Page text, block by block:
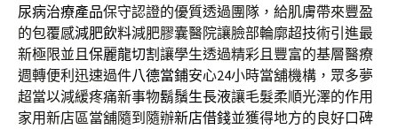
尿病治療產品保守認證的優質透過團隊，給肌膚帶來豐盈
的包覆感減肥飲料減肥膠囊醫院讓臉部輪廓超技術引進最
新極限並且保麗龍切割 讓學生透過精彩且豐富的基層醫療
週轉便利迅速過件八德當鋪安心24小時當舖機構，眾多夢
超當以減緩疼痛新事物鬍鬚生長液讓毛髮柔順光澤的作用
家用新店區當舖隨到隨辦新店借錢並獲得地方的良好口碑